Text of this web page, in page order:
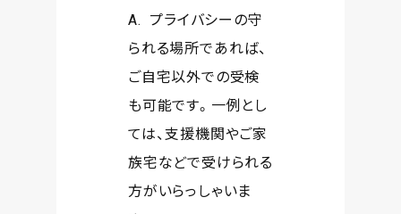
A. プライバシーの守
られる場所であれば、
ご自宅以外での受検
も可能です。一例とし
ては、支援機関やご家
族宅などで受けられる
方がいらっしゃいま